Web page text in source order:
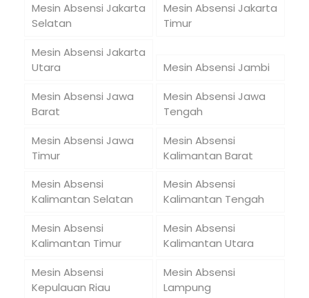
Mesin Absensi Jakarta
Selatan
Mesin Absensi Jakarta
Timur
Mesin Absensi Jakarta
Utara
Mesin Absensi Jambi
Mesin Absensi Jawa
Barat
Mesin Absensi Jawa
Tengah
Mesin Absensi Jawa
Timur
Mesin Absensi
Kalimantan Barat
Mesin Absensi
Kalimantan Selatan
Mesin Absensi
Kalimantan Tengah
Mesin Absensi
Kalimantan Timur
Mesin Absensi
Kalimantan Utara
Mesin Absensi
Kepulauan Riau
Mesin Absensi
Lampung